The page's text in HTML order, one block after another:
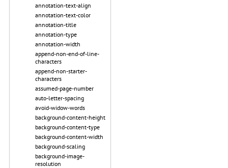
annotation-text-align
annotation-text-color
annotation-title
annotation-type
annotation-width
append-non-end-of-line-
characters
append-non-starter-
characters
assumed-page-number
auto-letter-spacing
avoid-widow-words
background-content-height
background-content-type
background-content-width
background-scaling
background-image-
resolution